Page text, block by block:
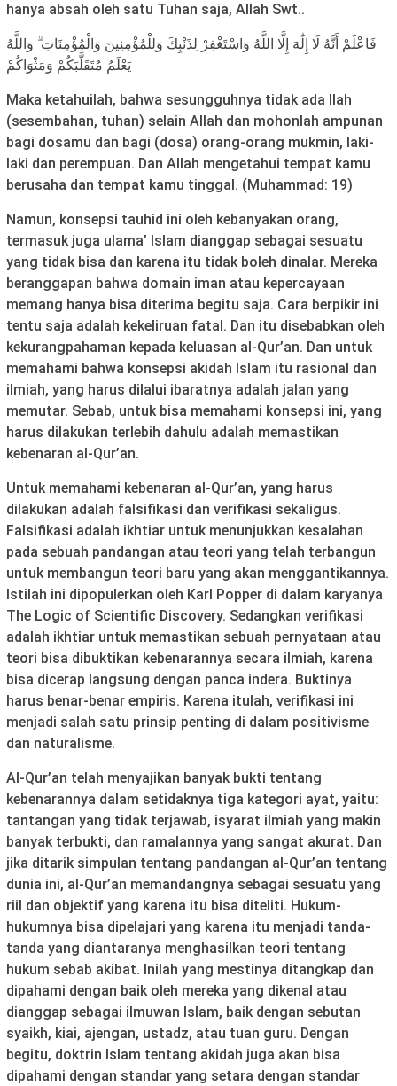
hanya absah oleh satu Tuhan saja, Allah Swt..
فَاعْلَمْ أَنَّهُ لَا إِلَٰهَ إِلَّا اللَّهُ وَاسْتَغْفِرْ لِذَنْبِكَ وَلِلْمُؤْمِنِينَ وَالْمُؤْمِنَاتِ ۗ وَاللَّهُ
يَعْلَمُ مُتَقَلَّبَكُمْ وَمَثْوَاكُمْ
Maka ketahuilah, bahwa sesungguhnya tidak ada Ilah
(sesembahan, tuhan) selain Allah dan mohonlah ampunan
bagi dosamu dan bagi (dosa) orang-orang mukmin, laki-
laki dan perempuan. Dan Allah mengetahui tempat kamu
berusaha dan tempat kamu tinggal. (Muhammad: 19)
Namun, konsepsi tauhid ini oleh kebanyakan orang,
termasuk juga ulama’ Islam dianggap sebagai sesuatu
yang tidak bisa dan karena itu tidak boleh dinalar. Mereka
beranggapan bahwa domain iman atau kepercayaan
memang hanya bisa diterima begitu saja. Cara berpikir ini
tentu saja adalah kekeliruan fatal. Dan itu disebabkan oleh
kekurangpahaman kepada keluasan al-Qur’an. Dan untuk
memahami bahwa konsepsi akidah Islam itu rasional dan
ilmiah, yang harus dilalui ibaratnya adalah jalan yang
memutar. Sebab, untuk bisa memahami konsepsi ini, yang
harus dilakukan terlebih dahulu adalah memastikan
kebenaran al-Qur’an.
Untuk memahami kebenaran al-Qur’an, yang harus
dilakukan adalah falsifikasi dan verifikasi sekaligus.
Falsifikasi adalah ikhtiar untuk menunjukkan kesalahan
pada sebuah pandangan atau teori yang telah terbangun
untuk membangun teori baru yang akan menggantikannya.
Istilah ini dipopulerkan oleh Karl Popper di dalam karyanya
The Logic of Scientific Discovery. Sedangkan verifikasi
adalah ikhtiar untuk memastikan sebuah pernyataan atau
teori bisa dibuktikan kebenarannya secara ilmiah, karena
bisa dicerap langsung dengan panca indera. Buktinya
harus benar-benar empiris. Karena itulah, verifikasi ini
menjadi salah satu prinsip penting di dalam positivisme
dan naturalisme.
Al-Qur’an telah menyajikan banyak bukti tentang
kebenarannya dalam setidaknya tiga kategori ayat, yaitu:
tantangan yang tidak terjawab, isyarat ilmiah yang makin
banyak terbukti, dan ramalannya yang sangat akurat. Dan
jika ditarik simpulan tentang pandangan al-Qur’an tentang
dunia ini, al-Qur’an memandangnya sebagai sesuatu yang
riil dan objektif yang karena itu bisa diteliti. Hukum-
hukumnya bisa dipelajari yang karena itu menjadi tanda-
tanda yang diantaranya menghasilkan teori tentang
hukum sebab akibat. Inilah yang mestinya ditangkap dan
dipahami dengan baik oleh mereka yang dikenal atau
dianggap sebagai ilmuwan Islam, baik dengan sebutan
syaikh, kiai, ajengan, ustadz, atau tuan guru. Dengan
begitu, doktrin Islam tentang akidah juga akan bisa
dipahami dengan standar yang setara dengan standar